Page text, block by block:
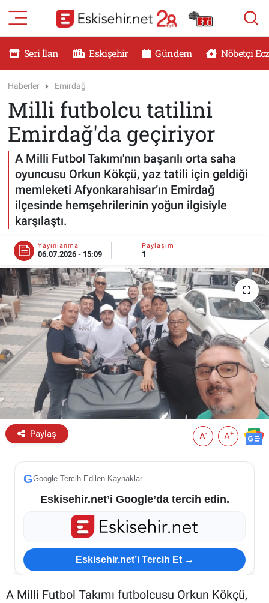
Seri İlan Eskişehir Gündem Nöbetçi
Haberler Emirdağ
Milli futbolcu tatilini
Emirdağ'da geçiriyor
A Milli Futbol Takımı'nın başarılı orta saha
oyuncusu Orkun Kökçü, yaz tatili için geldiği
memleketi Afyonkarahisar’ın Emirdağ
ilçesinde hemşehrilerinin yoğun ilgisiyle
karşılaştı.
Yayınlanma
06.07.2026 - 15:09
Paylaşım
1
Paylaş A- A+
GGoogle Tercih Edilen Kaynaklar
Eskisehir.net’i Google’da tercih edin.
Eskisehir.net’i Tercih Et →
A Milli Futbol Takımı futbolcusu Orkun Kökçü,
RESMİ İLANLAR
DÜNYA
SAĞLIK
MAGAZİN
KADIN
TEKNOLOJİ
YEMEK
ESKİŞEHİR NÖBETÇİ ECZANELER
Eskişehir Haber İçerikleri
Eskişehir Hava Durumu
Eskişehir Tramvay Saatleri
Eskişehir Otobüs Saatleri
Eskişehir Nöbetçi Eczaneler
Eskişehir Namaz Vakitleri
Eskişehir Trafik Yoğunluk Haritası
Süper Lig Puan Durumu ve Fikstür
Tüm Manşetler
Son Dakika Haberleri
Haber Arşivi